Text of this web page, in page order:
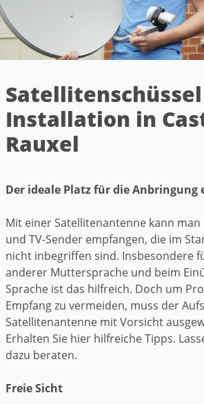
Satellitenschüssel
Installation in
Rauxel
Der ideale Platz für die Anbringung
Mit einer Satellitenantenne kann man
und TV-Sender empfangen, die im
nicht inbegriffen sind. Insbesondere
anderer Muttersprache und beim
Sprache ist das hilfreich. Doch um
Empfang zu vermeiden, muss der
Satellitenantenne mit Vorsicht
Erhalten Sie hier hilfreiche Tipps.
dazu beraten.
Freie Sicht